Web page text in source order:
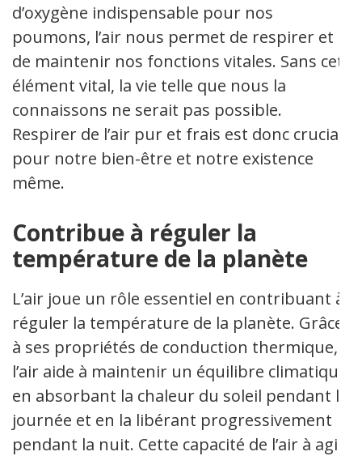
d’oxygène indispensable pour nos
poumons, l’air nous permet de respirer et
de maintenir nos fonctions vitales. Sans cet
élément vital, la vie telle que nous la
connaissons ne serait pas possible.
Respirer de l’air pur et frais est donc crucial
pour notre bien-être et notre existence
même.
Contribue à réguler la
température de la planète
L’air joue un rôle essentiel en contribuant à
réguler la température de la planète. Grâce
à ses propriétés de conduction thermique,
l’air aide à maintenir un équilibre climatique
en absorbant la chaleur du soleil pendant la
journée et en la libérant progressivement
pendant la nuit. Cette capacité de l’air à agir